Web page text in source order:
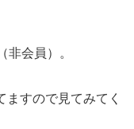
非会員）。
すので見てみてく